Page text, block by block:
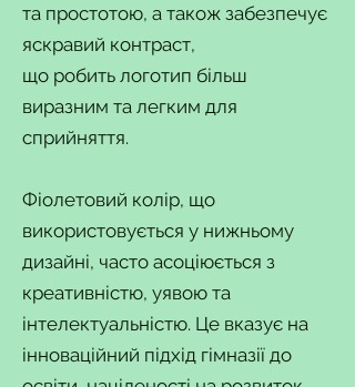
та простотою, а також забезпечує
яскравий контраст,
що робить логотип більш
виразним та легким для
сприйняття.
Фіолетовий колір, що
використовується у нижньому
дизайні, часто асоціюється з
креативністю, уявою та
інтелектуальністю. Це вказує на
інноваційний підхід гімназії до